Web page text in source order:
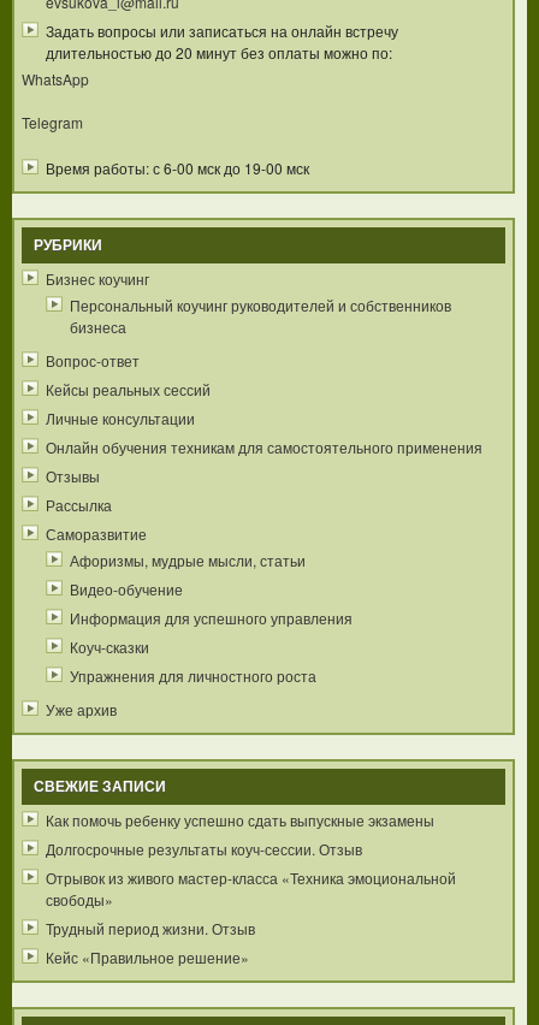
Задать вопросы или записаться на онлайн встречу
длительностью до 20 минут без оплаты можно по:
WhatsApp
Telegram
Время работы: с 6-00 мск до 19-00 мск
РУБРИКИ
Бизнес коучинг
Персональный коучинг руководителей и собственников
бизнеса
Вопрос-ответ
Кейсы реальных сессий
Личные консультации
Онлайн обучения техникам для самостоятельного применения
Отзывы
Рассылка
Саморазвитие
Афоризмы, мудрые мысли, статьи
Видео-обучение
Информация для успешного управления
Коуч-сказки
Упражнения для личностного роста
Уже архив
СВЕЖИЕ ЗАПИСИ
Как помочь ребенку успешно сдать выпускные экзамены
Долгосрочные результаты коуч-сессии. Отзыв
Отрывок из живого мастер-класса «Техника эмоциональной
свободы»
Трудный период жизни. Отзыв
Кейс «Правильное решение»